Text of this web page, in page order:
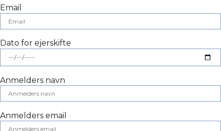
Email
Dato for ejerskifte
Anmelders navn
Anmelders email